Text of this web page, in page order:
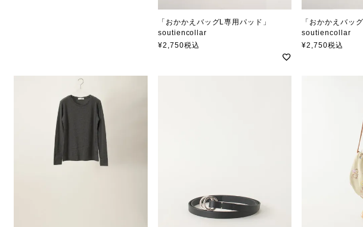
「おかかえバッグL専用パッド」
soutiencollar
ステンカラー
¥2,750税込
「おかかえバッ
soutiencollar
ステンカラー
¥2,750税込